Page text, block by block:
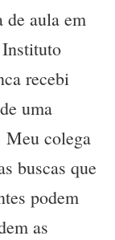
de aula em
recebi
uma
Meu colega
buscas que
podem
as